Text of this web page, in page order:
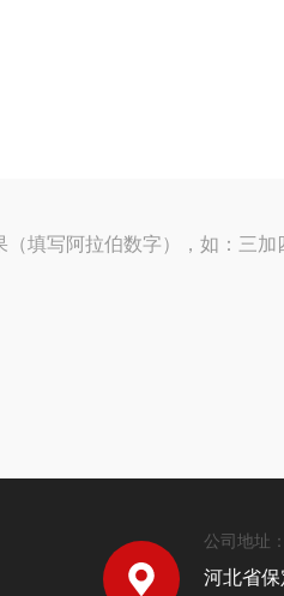
（填写阿拉伯数字），如：三加
公司地址：
河北省